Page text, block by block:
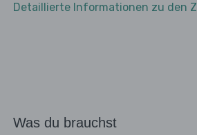
Detaillierte Informationen zu den
Was du brauchst